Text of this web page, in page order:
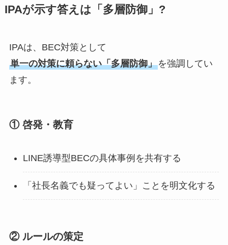
IPAが示す答えは「多層防御」?️
IPAは、BEC対策として
単一の対策に頼らない「多層防御」を強調してい
ます。
① 啓発・教育
LINE誘導型BECの具体事例を共有する
「社長名義でも疑ってよい」ことを明文化する
② ルールの策定